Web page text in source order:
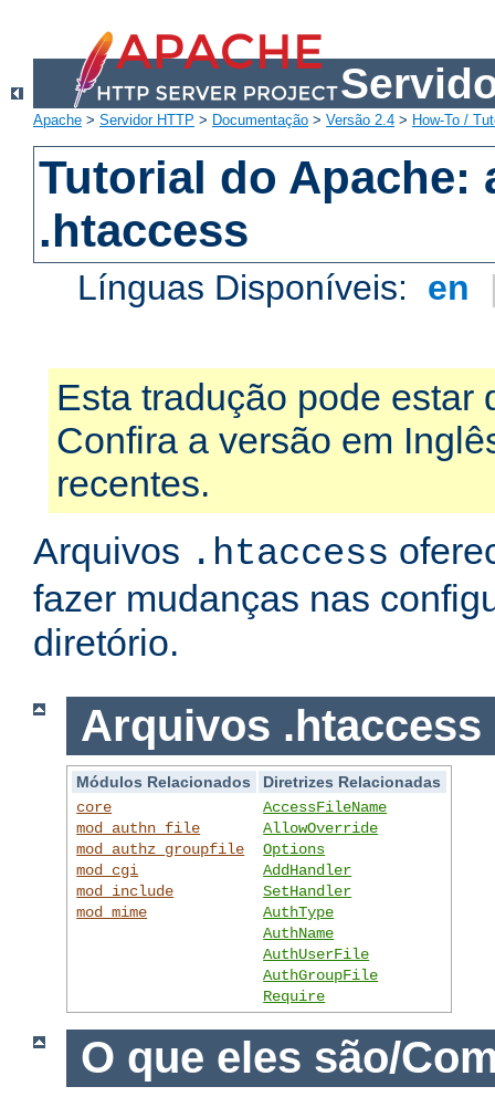
Apache > Servidor HTTP > Documentação > Versão 2.4 > How-To /
Tutorial do Apache:
.htaccess
Línguas Disponíveis: en
Esta tradução pode estar
Confira a versão em
recentes.
Arquivos .htaccess
fazer mudanças nas
diretório.
Arquivos .htaccess
Módulos Relacionados
Diretrizes Relacionadas
core
mod_authn_file
mod_authz_groupfile
mod_cgi
mod_include
mod_mime
AccessFileName
AllowOverride
Options
AddHandler
SetHandler
AuthType
AuthName
AuthUserFile
AuthGroupFile
Require
O que eles são/